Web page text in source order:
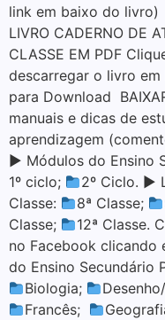
link em baixo do livro)
LIVRO CADERNO DE
CLASSE EM PDF
descarregar o livro
para Download
manuais e dicas de
aprendizagem
▶ Módulos do Ensino
1º ciclo;
2º Ciclo. ▶
Classe:
8ª Classe;
Classe;
12ª Classe.
no Facebook
do Ensino Secundário
Biologia;
Francês;